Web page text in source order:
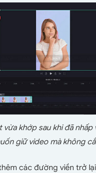
vừa khớp sau khi đã nhấp
giữ video mà không
các đường viền trở